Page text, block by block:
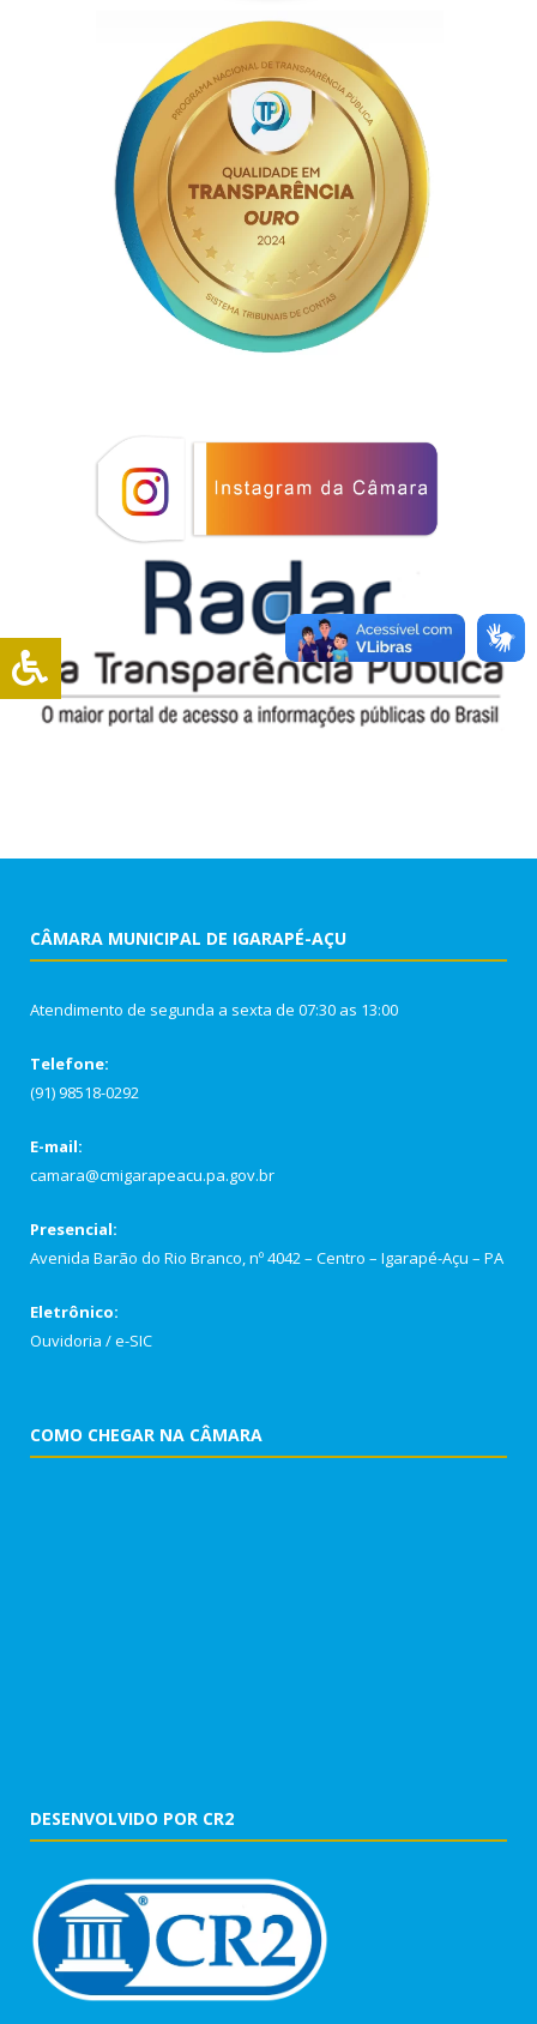
CÂMARA MUNICIPAL DE IGARAPÉ-AÇU
Atendimento de segunda a sexta de 07:30 as 13:00
Telefone:
(91) 98518-0292
E-mail:
camara@cmigarapeacu.pa.gov.br
Presencial:
Avenida Barão do Rio Branco, nº 4042 – Centro – Igarapé-Açu – PA
Eletrônico:
Ouvidoria /e-SIC
COMO CHEGAR NA CÂMARA
DESENVOLVIDO POR CR2